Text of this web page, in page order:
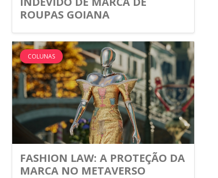
ROUPAS GOIANA
COLUNAS
FASHION LAW: A PROTEÇÃO DA
MARCA NO METAVERSO